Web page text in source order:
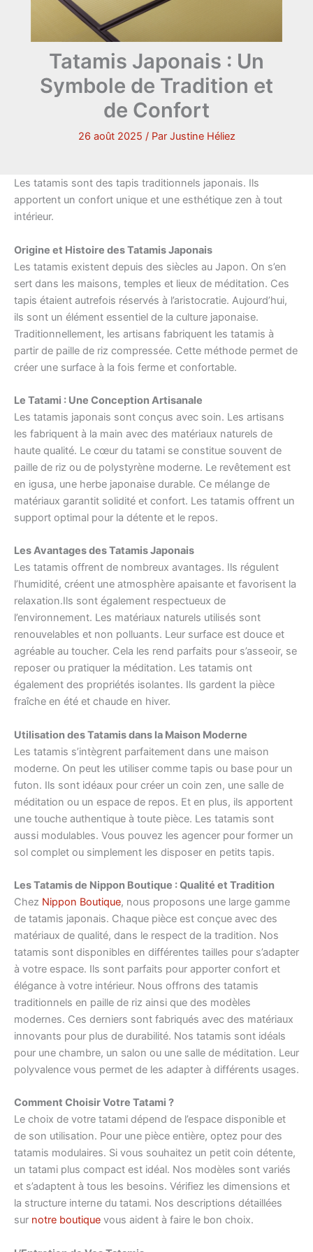
Tatamis Japonais : Un
Symbole de Tradition et
de Confort
26 août 2025 / Par Justine Héliez
Les tatamis sont des tapis traditionnels japonais. Ils
apportent un confort unique et une esthétique zen à tout
intérieur.
Origine et Histoire des Tatamis Japonais
Les tatamis existent depuis des siècles au Japon. On s’en
sert dans les maisons, temples et lieux de méditation. Ces
tapis étaient autrefois réservés à l’aristocratie. Aujourd’hui,
ils sont un élément essentiel de la culture japonaise.
Traditionnellement, les artisans fabriquent les tatamis à
partir de paille de riz compressée. Cette méthode permet de
créer une surface à la fois ferme et confortable.
Le Tatami : Une Conception Artisanale
Les tatamis japonais sont conçus avec soin. Les artisans
les fabriquent à la main avec des matériaux naturels de
haute qualité. Le cœur du tatami se constitue souvent de
paille de riz ou de polystyrène moderne. Le revêtement est
en igusa, une herbe japonaise durable. Ce mélange de
matériaux garantit solidité et confort. Les tatamis offrent un
support optimal pour la détente et le repos.
Les Avantages des Tatamis Japonais
Les tatamis offrent de nombreux avantages. Ils régulent
l’humidité, créent une atmosphère apaisante et favorisent la
relaxation.Ils sont également respectueux de
l’environnement. Les matériaux naturels utilisés sont
renouvelables et non polluants. Leur surface est douce et
agréable au toucher. Cela les rend parfaits pour s’asseoir, se
reposer ou pratiquer la méditation. Les tatamis ont
également des propriétés isolantes. Ils gardent la pièce
fraîche en été et chaude en hiver.
Utilisation des Tatamis dans la Maison Moderne
Les tatamis s’intègrent parfaitement dans une maison
moderne. On peut les utiliser comme tapis ou base pour un
futon. Ils sont idéaux pour créer un coin zen, une salle de
méditation ou un espace de repos. Et en plus, ils apportent
une touche authentique à toute pièce. Les tatamis sont
aussi modulables. Vous pouvez les agencer pour former un
sol complet ou simplement les disposer en petits tapis.
Les Tatamis de Nippon Boutique : Qualité et Tradition
Chez Nippon Boutique, nous proposons une large gamme
de tatamis japonais. Chaque pièce est conçue avec des
matériaux de qualité, dans le respect de la tradition. Nos
tatamis sont disponibles en différentes tailles pour s’adapter
à votre espace. Ils sont parfaits pour apporter confort et
élégance à votre intérieur. Nous offrons des tatamis
traditionnels en paille de riz ainsi que des modèles
modernes. Ces derniers sont fabriqués avec des matériaux
innovants pour plus de durabilité. Nos tatamis sont idéals
pour une chambre, un salon ou une salle de méditation. Leur
polyvalence vous permet de les adapter à différents usages.
Comment Choisir Votre Tatami ?
Le choix de votre tatami dépend de l’espace disponible et
de son utilisation. Pour une pièce entière, optez pour des
tatamis modulaires. Si vous souhaitez un petit coin détente,
un tatami plus compact est idéal. Nos modèles sont variés
et s’adaptent à tous les besoins. Vérifiez les dimensions et
la structure interne du tatami. Nos descriptions détaillées
sur notre boutique vous aident à faire le bon choix.